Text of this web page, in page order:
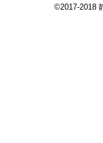
©2017-2018